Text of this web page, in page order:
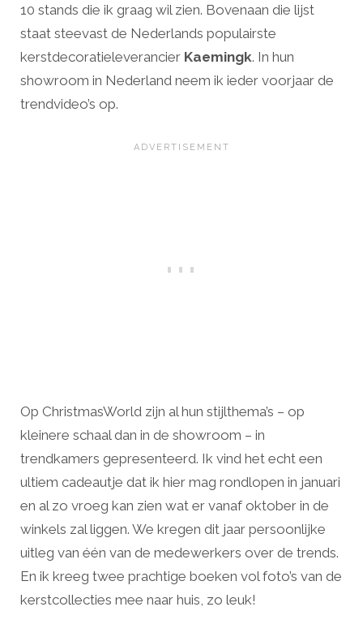
10 stands die ik graag wil zien. Bovenaan die lijst
staat steevast de Nederlands populairste
kerstdecoratieleverancier Kaemingk. In hun
showroom in Nederland neem ik ieder voorjaar de
trendvideo’s op.
Op ChristmasWorld zijn al hun stijlthema’s – op
kleinere schaal dan in de showroom – in
trendkamers gepresenteerd. Ik vind het echt een
ultiem cadeautje dat ik hier mag rondlopen in januari
en al zo vroeg kan zien wat er vanaf oktober in de
winkels zal liggen. We kregen dit jaar persoonlijke
uitleg van één van de medewerkers over de trends.
En ik kreeg twee prachtige boeken vol foto’s van de
kerstcollecties mee naar huis, zo leuk!